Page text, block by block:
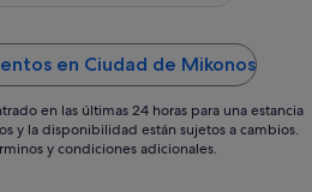
sept
al
sept
en Ciudad de Mikonos
en las últimas 24 horas para una estancia
y la disponibilidad están sujetos a cambios.
y condiciones adicionales.